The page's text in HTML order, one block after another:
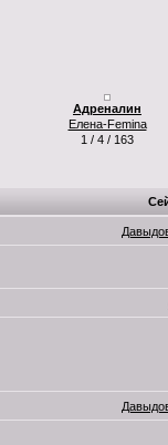
Адреналин
Елена-Femina
1 / 4 / 163